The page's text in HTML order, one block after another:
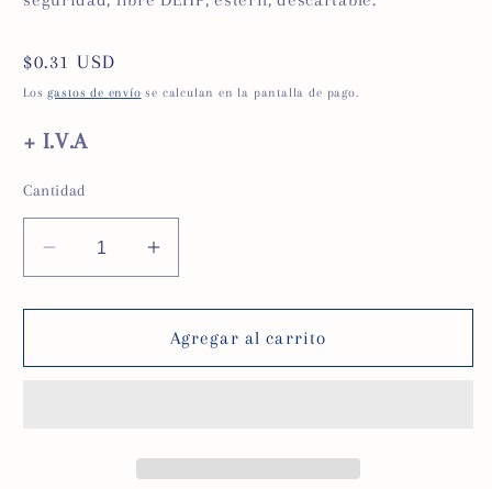
Precio
habitual
$0.31 USD
Losgastos de envío se calculan en la pantalla de pago.
+ I.V.A
Cantidad
Reducir
cantidad
para
DE
Aumentar
cantidad
para
LLAVE
DE
Agregar al carrito